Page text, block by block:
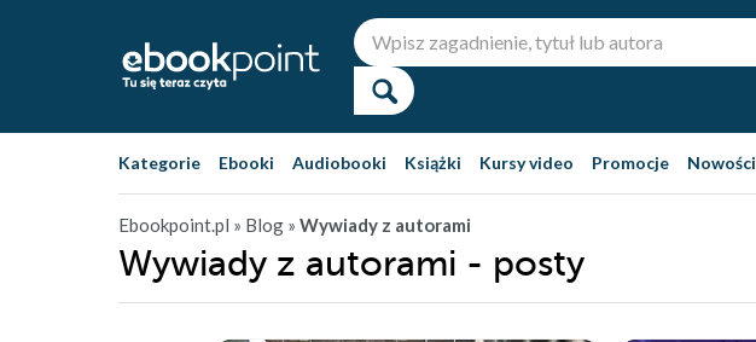
Kategorie Ebooki Audiobooki Książki Kursy video Promocje Nowości
Ebookpoint.pl » Blog » Wywiady z autorami
Wywiady z autorami - posty